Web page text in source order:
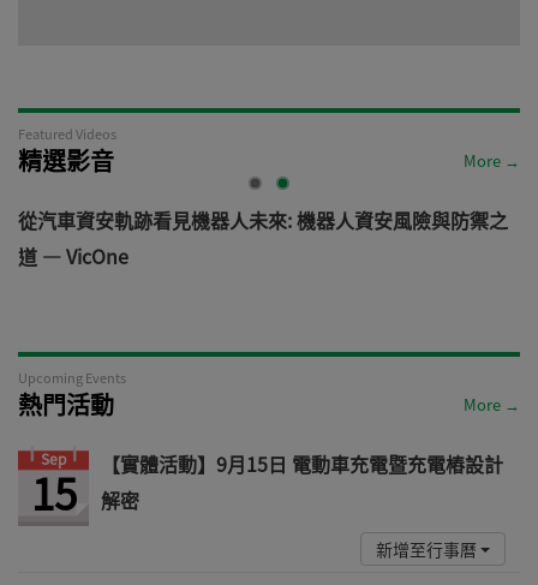
Featured Videos
精選影音 More →
從汽車資安軌跡看見機器人未來: 機器人資安風險與防禦之
道 — VicOne
Upcoming Events
熱門活動 More →
Sep
15
【實體活動】9月15日 電動車充電暨充電樁設計
解密
新增至行事曆